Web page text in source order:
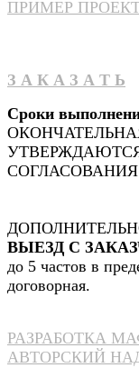
ПРИМЕР
З А К А З А Т Ь
Сроки
СОГЛАСОВАНИЯ
ВЫЕЗД С
до 5 частов в
договорная.
РАЗРАБОТКА
АВТОРСКИЙ